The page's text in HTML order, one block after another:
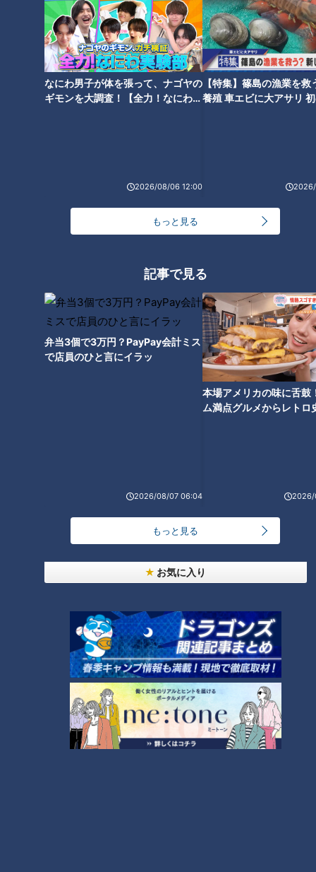
なにわ男子が体を張って、ナゴヤの
ギモンを大調査！【全力！なにわ実
2026/08/06 12:00
【特集】篠島の漁業を救
養殖 車エビに大アサリ
もっと見る
記事で見る
弁当3個で3万円？PayPay会計ミス
で店員のひと言にイラッ
2026/08/07 06:04
本場アメリカの味に舌鼓
ム満点グルメからレトロ
2026/
もっと見る
お気に入り
『サンドラ』ファンのみなさんもドラゴンズファンのみなさん
も、40周年イヤーにしか買えない「サンドラ焼き」を食べて
中日ドラゴンズを応援しましょう！
3月17日(日)発売！記念イベント開催
・場所 ：名鉄商店（名古屋市中村区名駅1-2-4 名鉄百貨店
本店[メンズ館]１F）
・内容 ：①スペシャルトークショー ②「サンドラ焼き」
購入者への商品受け渡し
・その他：参加無料・予約不要
『サンドラ焼き』販売開始を記念し、名鉄商店（名古屋・中村
区）でイベントを開催します！番組MC卒業を発表したばかり
のCBC若狭アナや元中日ドラゴンズ・サンドラ解説者の吉見
この記事の画像を見る
この記事を見たあなたへのおすすめ
若狭アナとドームなう。スマホ
かざすと等身大若狭アナがバン
テリンドーム ナゴヤに出現！
しらかわホール 最後のコンサ
ートをCBC公式イベントHPで無
料配信！